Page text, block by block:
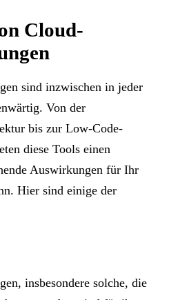
Cloud-
sind inzwischen in jeder
Von der
bis zur Low-Code-
diese Tools einen
Auswirkungen für Ihr
Hier sind einige der
insbesondere solche, die